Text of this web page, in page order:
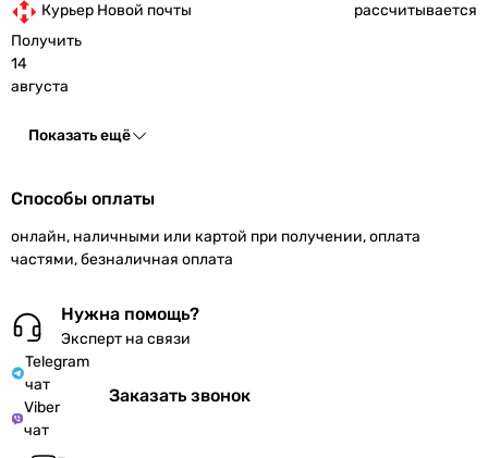
Курьер Новой почты
рассчитывается
Получить
14
августа
Показать ещё
Способы оплаты
онлайн, наличными или картой при получении, оплата
частями, безналичная оплата
Нужна помощь?
Эксперт на связи
Telegram
чат
Viber
чат
Заказать звонок